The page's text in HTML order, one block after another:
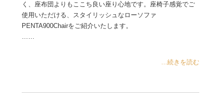
く、座布団よりもここち良い座り心地です。座椅子感覚でご
使用いただける、スタイリッシュなローソファ
PENTA900Chairをご紹介いたします。
……
...続きを読む